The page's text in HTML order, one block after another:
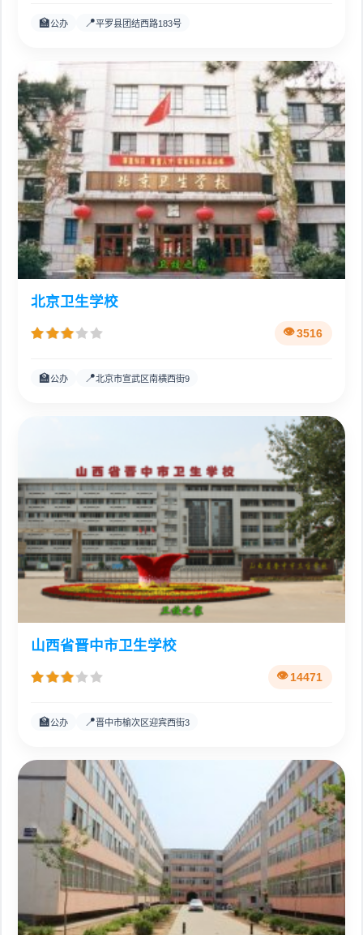
🏫公办 📍平罗县团结西路183号
北京卫生学校
3516
🏫公办 📍北京市宣武区南横西街9
山西省晋中市卫生学校
14471
🏫公办 📍晋中市榆次区迎宾西街3